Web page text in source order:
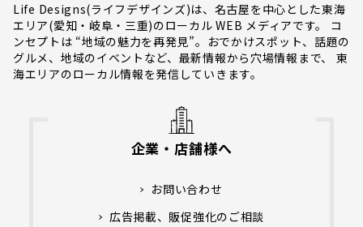
Life Designs(ライフデザインズ)は、名古屋を中心とした東海
エリア(愛知・岐阜・三重)のローカル WEB メディアです。 コ
ンセプトは “地域の魅力を再発見”。おでかけスポット、話題の
グルメ、地域のイベントなど、最新情報から穴場情報まで、 東
海エリアのローカル情報を発信していきます。
企業・店舗様へ
お問い合わせ
広告掲載、販促強化のご相談